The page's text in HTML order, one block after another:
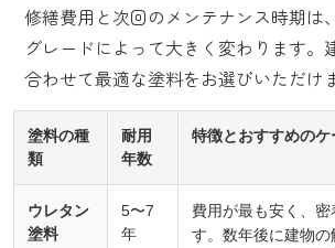
修繕費用と次回のメンテナンス時期は
グレードによって大きく変わります。
合わせて最適な塗料をお選びいただけ
塗料の種
類
耐用
年数
特徴とおすすめのケ
ウレタン
塗料
5〜7
年
費用が最も安く、密
す。数年後に建物の